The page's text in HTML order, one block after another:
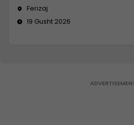
Ferizaj
19 Gusht 2026